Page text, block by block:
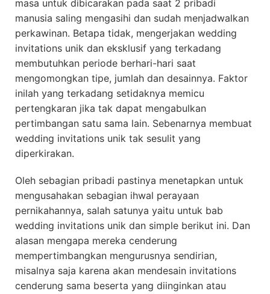
masa untuk dibicarakan pada saat 2 pribadi
manusia saling mengasihi dan sudah menjadwalkan
perkawinan. Betapa tidak, mengerjakan wedding
invitations unik dan eksklusif yang terkadang
membutuhkan periode berhari-hari saat
mengomongkan tipe, jumlah dan desainnya. Faktor
inilah yang terkadang setidaknya memicu
pertengkaran jika tak dapat mengabulkan
pertimbangan satu sama lain. Sebenarnya membuat
wedding invitations unik tak sesulit yang
diperkirakan.
Oleh sebagian pribadi pastinya menetapkan untuk
mengusahakan sebagian ihwal perayaan
pernikahannya, salah satunya yaitu untuk bab
wedding invitations unik dan simple berikut ini. Dan
alasan mengapa mereka cenderung
mempertimbangkan mengurusnya sendirian,
misalnya saja karena akan mendesain invitations
cenderung sama beserta yang diinginkan atau